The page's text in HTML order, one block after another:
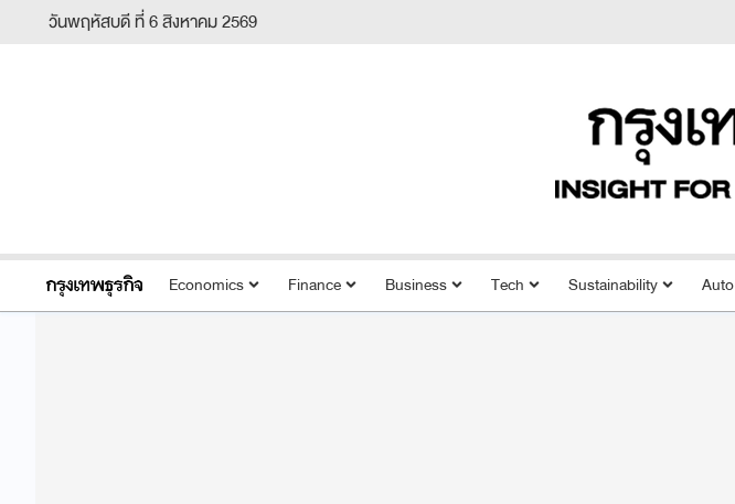
วันพฤหัสบดี ที่ 6 สิงหาคม 2569
Economics Finance Business Tech Sustainability Auto